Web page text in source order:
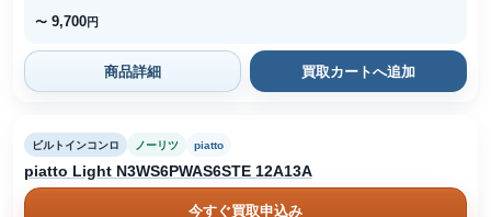
〜 9,700円
商品詳細 買取カートへ追加
ビルトインコンロ ノーリツ piatto
piatto Light N3WS6PWAS6STE 12A13A
今すぐ買取申込み